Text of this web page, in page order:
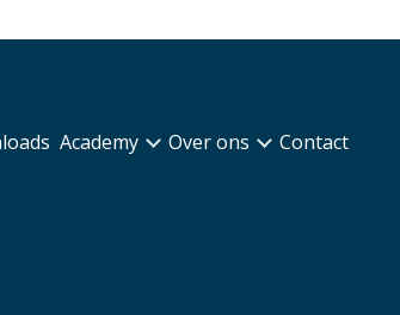
Academy Over ons Contact